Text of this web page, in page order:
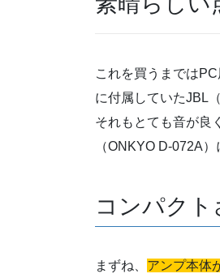
これを買うまでは
に付属していたJBL
それもとても音が良
（ONKYO D-072A
コンパクト
まずね、 アンプ本体